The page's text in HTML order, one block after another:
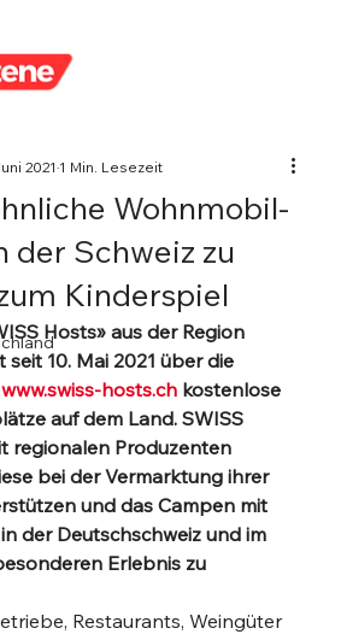
Wohnmobil-
der Schweiz zu
Kinderspiel
20211 Min. Lesezeit
Hosts» aus der Region
10. Mai 2021 über die
www.swiss-hosts.ch kostenlose
auf dem Land. SWISS
regionalen Produzenten
bei der Vermarktung ihrer
und das Campen mit
der Deutschschweiz und im
Erlebnis zu
Restaurants, Weingüter